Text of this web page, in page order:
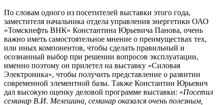
По словам одного из посетителей выставки этого года,
заместителя начальника отдела управления энергетики ОАО
«Томскнефть ВНК» Константина Юрьевича Панова, очень
важно иметь самостоятельное мнение о преимуществах тех,
или иных компонентов, чтобы сделать правильный и
осознанный выбор при решении вопросов эксплуатации,
именно поэтому он прилетел на выставку «Силовая
Электроника», чтобы получить представление о развитии
современной элементной базы. Также Константин Юрьевич
дал высокую оценку деловой программе выставки: «Посетил
семинар В.И. Мелешина, семинар оказался очень полезным,